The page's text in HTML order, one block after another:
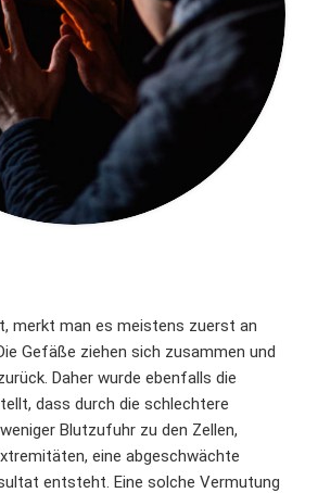
merkt man es meistens zuerst an
Gefäße ziehen sich zusammen und
Daher wurde ebenfalls die
dass durch die schlechtere
Blutzufuhr zu den Zellen,
eine abgeschwächte
entsteht. Eine solche Vermutung